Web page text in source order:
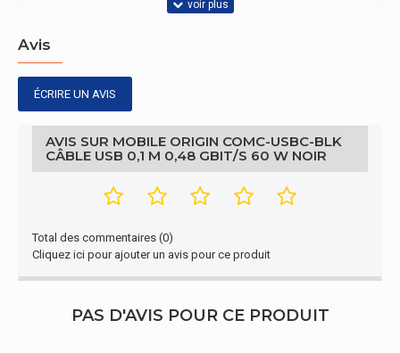
Quantité par paquet
Polyvinyl chloride
Taux de transfert de données maximal 0,48 Gbit/s
Avis
ÉCRIRE UN AVIS
AVIS SUR MOBILE ORIGIN COMC-USBC-BLK
CÂBLE USB 0,1 M 0,48 GBIT/S 60 W NOIR
Total des commentaires (0)
Cliquez ici pour ajouter un avis pour ce produit
PAS D'AVIS POUR CE PRODUIT